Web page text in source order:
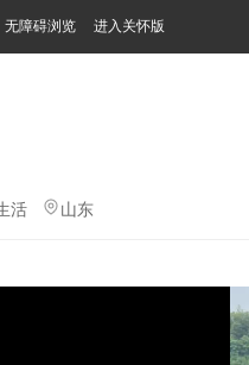
无障碍浏览 进入关怀版
活 山东